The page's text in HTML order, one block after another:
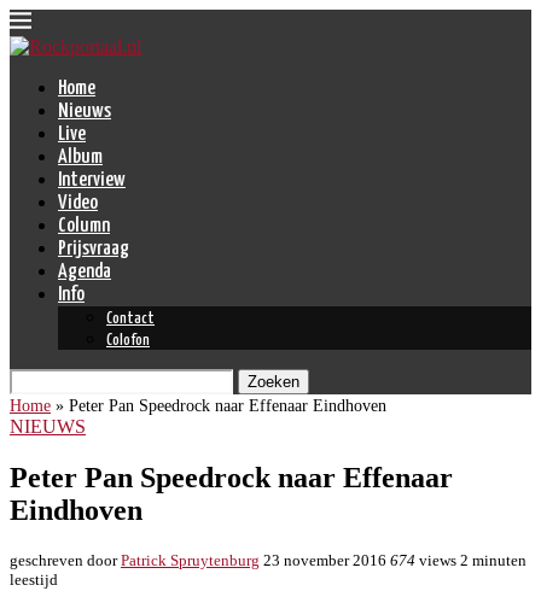
Home
Nieuws
Live
Album
Interview
Video
Column
Prijsvraag
Agenda
Info
Contact
Colofon
Zoeken
Home » Peter Pan Speedrock naar Effenaar Eindhoven
NIEUWS
Peter Pan Speedrock naar Effenaar
Eindhoven
geschreven doorPatrick Spruytenburg 23 november 2016 674 views 2 minuten
leestijd